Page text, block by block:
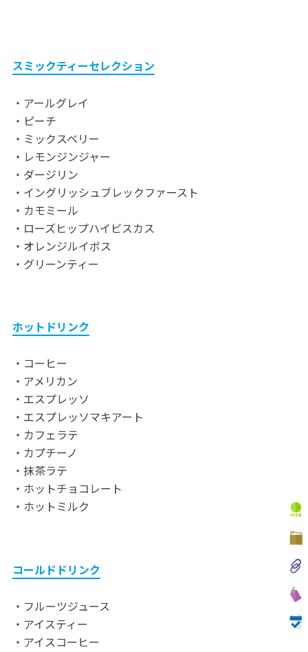
スミックティーセレクション
・アールグレイ
・ピーチ
・ミックスベリー
・レモンジンジャー
・ダージリン
・イングリッシュブレックファースト
・カモミール
・ローズヒップハイビスカス
・オレンジルイボス
・グリーンティー
ホットドリンク
・コーヒー
・アメリカン
・エスプレッソ
・エスプレッソマキアート
・カフェラテ
・カプチーノ
・抹茶ラテ
・ホットチョコレート
・ホットミルク
コールドドリンク
・フルーツジュース
・アイスティー
・アイスコーヒー